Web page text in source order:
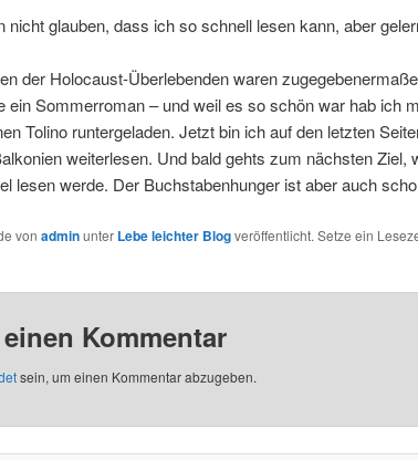
nicht glauben, dass ich so schnell lesen kann, aber
der Holocaust-Überlebenden waren
ein Sommerroman – und weil es so schön war hab ich
Tolino runtergeladen. Jetzt bin ich auf den letzten
weiterlesen. Und bald gehts zum nächsten Ziel,
lesen werde. Der Buchstabenhunger ist aber auch
von adminunter Lebe leichter Blogveröffentlicht. Setze ein
Kommentar
sein, um einen Kommentar abzugeben.